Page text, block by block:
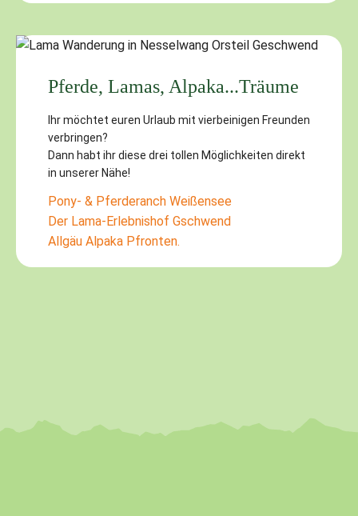
Pferde, Lamas, Alpaka...Träume
Ihr möchtet euren Urlaub mit vierbeinigen Freunden
verbringen?
Dann habt ihr diese drei tollen Möglichkeiten direkt
in unserer Nähe!
Pony- & Pferderanch Weißensee
Der Lama-Erlebnishof Gschwend
Allgäu Alpaka Pfronten.